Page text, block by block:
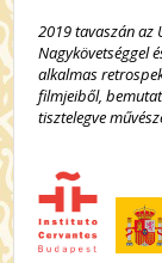
2019 tavaszán az
Nagykövetséggel
alkalmas
filmjeiből,
tisztelegve